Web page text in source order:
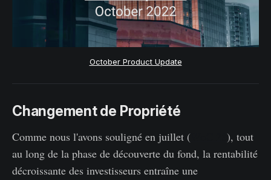
October Product Update
Changement de Propriété
Comme nous l'avons souligné en juillet (
), tout
au long de la phase de découverte du fond, la rentabilité
décroissante des investisseurs entraîne une